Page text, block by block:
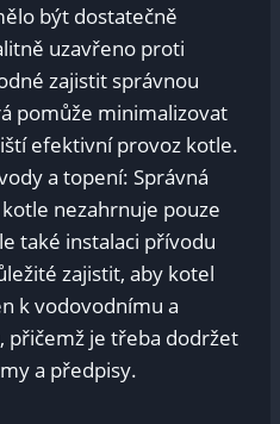
být dostatečně
uzavřeno proti
zajistit správnou
pomůže minimalizovat
efektivní provoz kotle.
a topení: Správná
nezahrnuje pouze
také instalaci přívodu
zajistit, aby kotel
k vodovodnímu a
přičemž je třeba dodržet
a předpisy.